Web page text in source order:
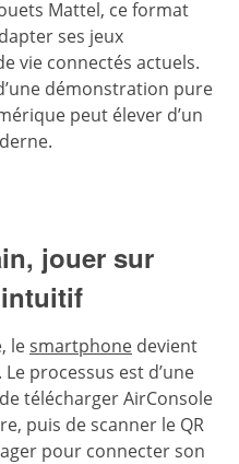
Mattel, ce format
ses jeux
vie connectés actuels.
démonstration pure
peut élever d’un
jouer sur
lesmartphone devient
processus est d’une
télécharger AirConsole
puis de scanner le QR
pour connecter son